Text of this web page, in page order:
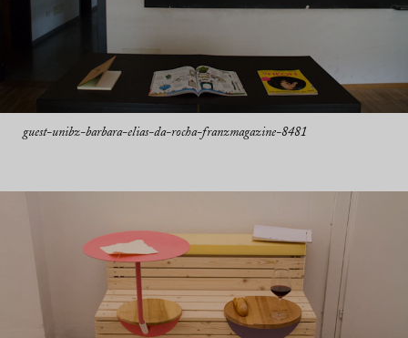
guest-unibz-barbara-elias-da-rocha-franzmagazine-8481